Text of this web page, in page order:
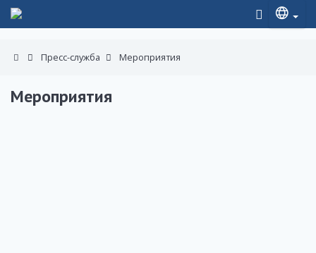
Пресс-служба Мероприятия
Мероприятия